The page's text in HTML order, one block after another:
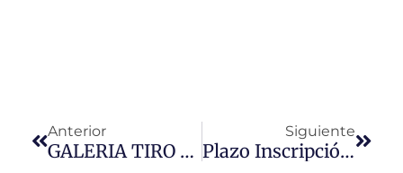
Anterior
GALERIA TIRO DINAMICO RRTT – APERTURA Y NORMAS
Siguiente
Plazo Inscripción 2ª Fase Copa RFEDETO Pistola Velocidad Y Pistola Deportiva. Rec